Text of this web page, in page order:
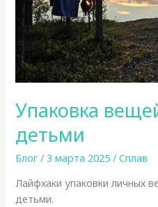
Упаковка
детьми
Блог /3 марта 2025/Сплав
Лайфхаки упаковки личных
детьми.